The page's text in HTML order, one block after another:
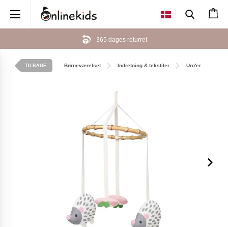
365 dages returret
TILBAGE Børneværelset Indretning & tekstiler Uro'er